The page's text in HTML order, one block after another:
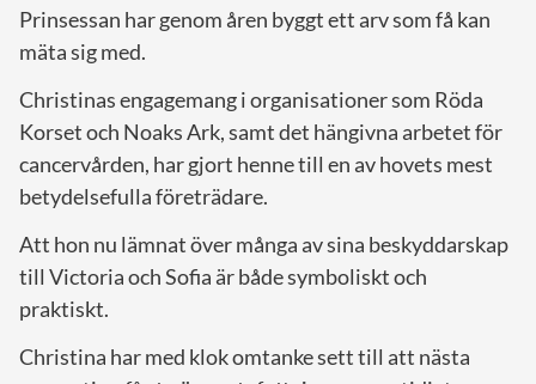
Prinsessan har genom åren byggt ett arv som få kan
mäta sig med.
Christinas engagemang i organisationer som Röda
Korset och Noaks Ark, samt det hängivna arbetet för
cancervården, har gjort henne till en av hovets mest
betydelsefulla företrädare.
Att hon nu lämnat över många av sina beskyddarskap
till Victoria och Sofia är både symboliskt och
praktiskt.
Christina har med klok omtanke sett till att nästa